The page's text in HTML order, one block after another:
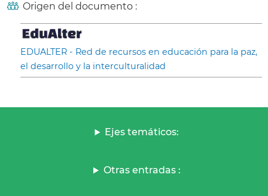
Origen del documento :
EDUALTER - Red de recursos en educación para la paz,
el desarrollo y la interculturalidad
Ejes temáticos:
Otras entradas :